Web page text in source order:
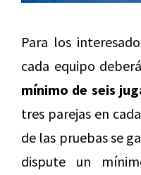
Para los
cada equipo
mínimo de seis
tres parejas en
de las pruebas se
dispute un